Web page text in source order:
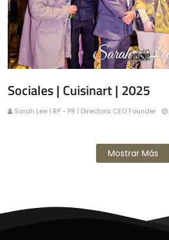
Sociales | Cuisinart | 2025
Sarah Lee | RP - PR | Directora CEO Founder
Mostrar Más